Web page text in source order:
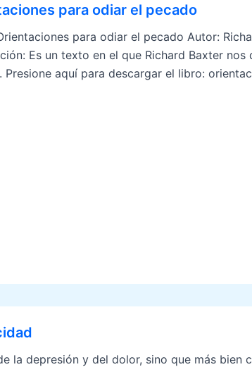
para odiar el pecado
para odiar el pecado Autor:
Es un texto en el que Richard Baxter
Presione aquí para descargar el libro:
la depresión y del dolor, sino que más bien